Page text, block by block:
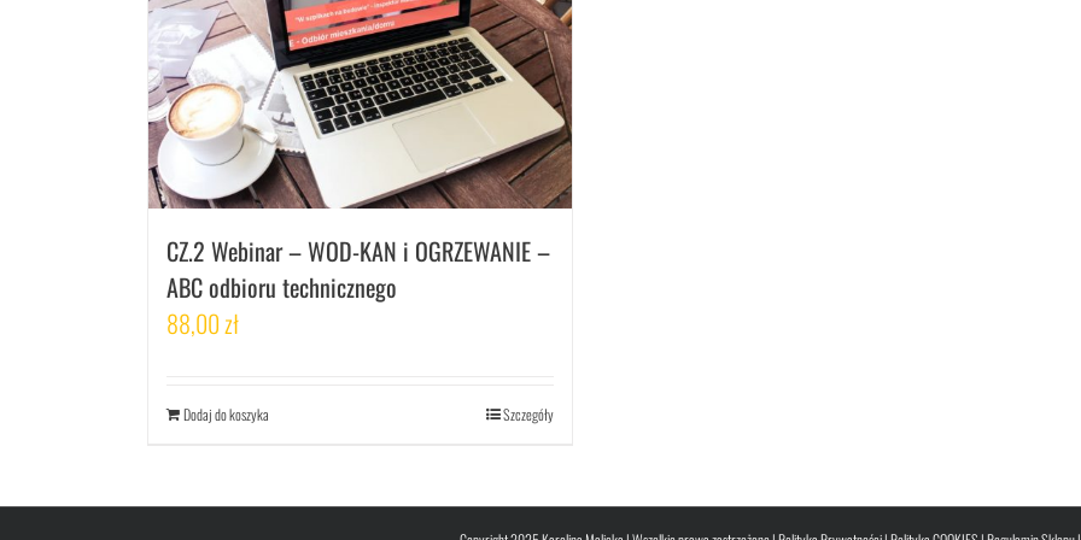
CZ.2 Webinar – WOD-KAN i OGRZEWANIE –
ABC odbioru technicznego
88,00zł
Dodaj do koszyka Szczegóły